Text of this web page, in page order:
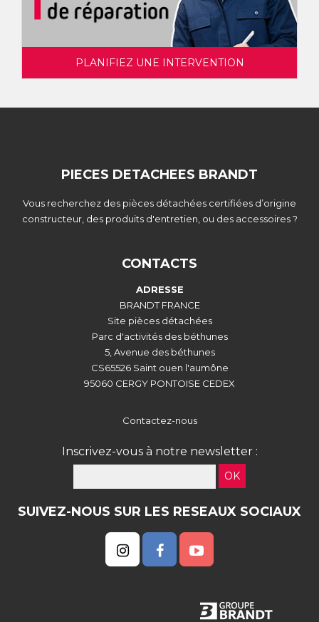
PLANIFIEZ UNE INTERVENTION
PIECES DETACHEES BRANDT
Vous recherchez des pièces détachées certifiées d’origine
constructeur, des produits d'entretien, ou des accessoires ?
CONTACTS
ADRESSE
BRANDT FRANCE
Site pièces détachées
Parc d'activités des béthunes
5, Avenue des béthunes
CS65526 Saint ouen l'aumône
95060 CERGY PONTOISE CEDEX
Contactez-nous
Inscrivez-vous à notre newsletter :
OK
SUIVEZ-NOUS SUR LES RESEAUX SOCIAUX